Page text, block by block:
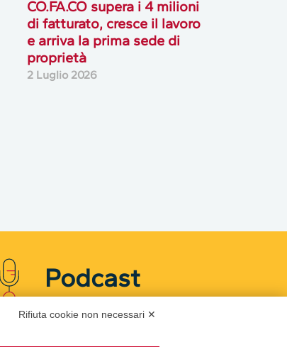
CO.FA.CO supera i 4 milioni
di fatturato, cresce il lavoro
e arriva la prima sede di
proprietà
2 Luglio 2026
Podcast
Rifiuta cookie non necessari ✕